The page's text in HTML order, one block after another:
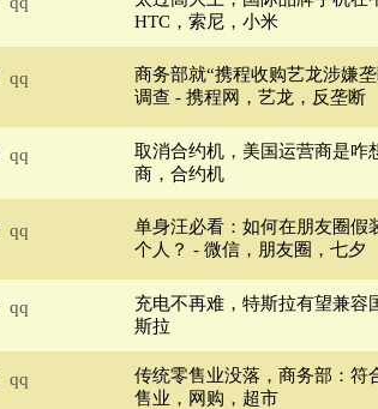
HTC，索尼，小米
qq
商务部就“携程收购艺龙涉嫌
调查 - 携程网，艺龙，反垄断
qq
取消合约机，美国运营商是咋
商，合约机
qq
单身汪必看：如何在朋友圈假
个人？ - 微信，朋友圈，七夕
qq
充电不再难，特斯拉有望兼容
斯拉
qq
传统零售业没落，商务部：符
售业，网购，超市